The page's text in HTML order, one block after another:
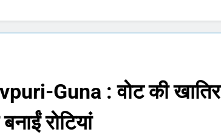
Guna : वोट की खातिर
रोटियां